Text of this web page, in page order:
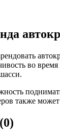
во
также